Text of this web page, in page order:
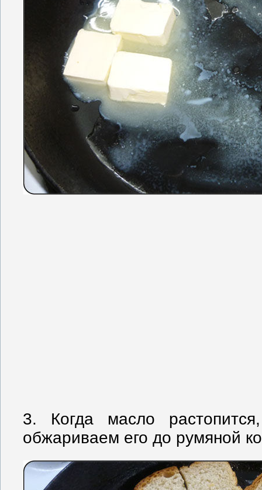
3. Когда масло
обжариваем его до румяной